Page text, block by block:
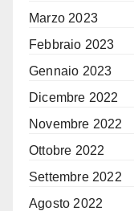
Marzo 2023
Febbraio 2023
Gennaio 2023
Dicembre 2022
Novembre 2022
Ottobre 2022
Settembre 2022
Agosto 2022